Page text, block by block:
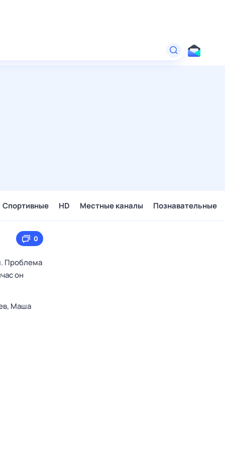
Спортивные HD Местные каналы Познавательные
0
Проблема
он
Маша